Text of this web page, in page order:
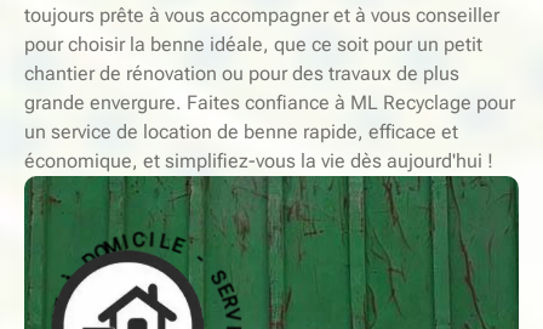
toujours prête à vous accompagner et à vous conseiller
pour choisir la benne idéale, que ce soit pour un petit
chantier de rénovation ou pour des travaux de plus
grande envergure. Faites confiance à ML Recyclage pour
un service de location de benne rapide, efficace et
économique, et simplifiez-vous la vie dès aujourd'hui !
D
O
M
IC
ILE - SER
V I
C
E
À